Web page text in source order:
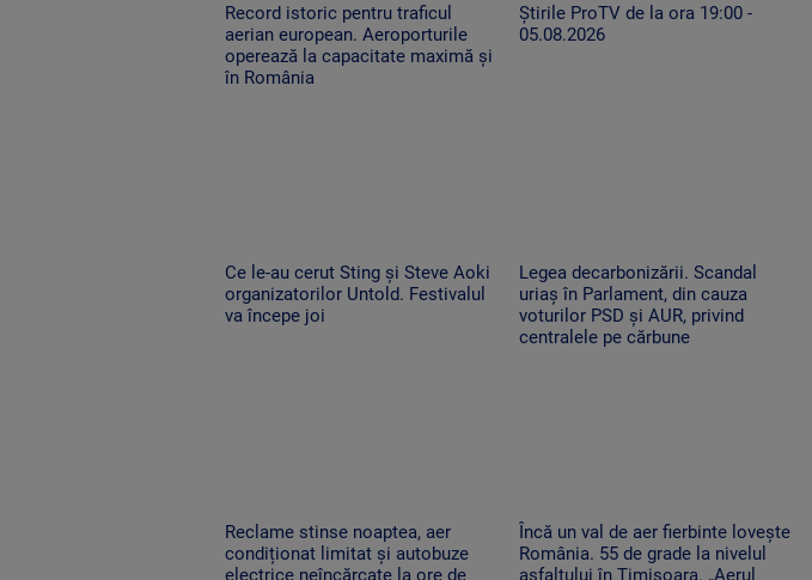
Record istoric pentru traficul
aerian european. Aeroporturile
operează la capacitate maximă și
în România
Știrile ProTV de la ora 19:00 -
05.08.2026
Ce le-au cerut Sting și Steve Aoki
organizatorilor Untold. Festivalul
va începe joi
Legea decarbonizării. Scandal
uriaș în Parlament, din cauza
voturilor PSD și AUR, privind
centralele pe cărbune
Reclame stinse noaptea, aer
condiționat limitat și autobuze
electrice neîncărcate la ore de
Încă un val de aer fierbinte lovește
România. 55 de grade la nivelul
asfaltului în Timișoara. „Aerul